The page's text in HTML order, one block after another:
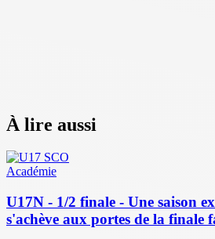
À lire aussi
Académie
U17N - 1/2 finale - Une saison
s'achève aux portes de la finale